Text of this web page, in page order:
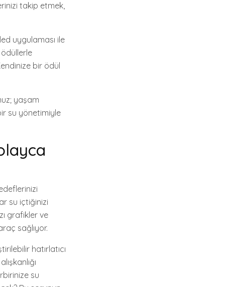
takip etmek,
uygulaması ile
bir ödül
yaşam
su yönetimiyle
su içtiğinizi
grafikler ve
sağlıyor.
hatırlatıcı
su